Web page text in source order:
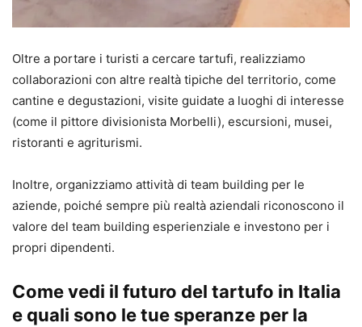
Oltre a portare i turisti a cercare tartufi, realizziamo
collaborazioni con altre realtà tipiche del territorio, come
cantine e degustazioni, visite guidate a luoghi di interesse
(come il pittore divisionista Morbelli), escursioni, musei,
ristoranti e agriturismi.
Inoltre, organizziamo attività di team building per le
aziende, poiché sempre più realtà aziendali riconoscono il
valore del team building esperienziale e investono per i
propri dipendenti.
Come vedi il futuro del tartufo in Italia
e quali sono le tue speranze per la